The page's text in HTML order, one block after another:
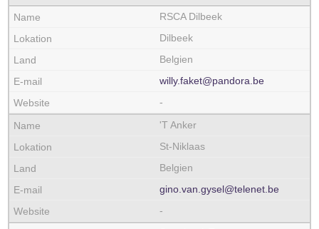
RSCA Dilbeek
Dilbeek
Belgien
willy.faket@pandora.be
-
'T Anker
St-Niklaas
Belgien
gino.van.gysel@telenet.be
-